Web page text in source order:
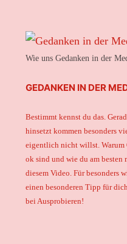
Wie uns Gedanken in der
GEDANKEN IN DER
Bestimmt kennst du das.
hinsetzt kommen besonders
eigentlich nicht willst.
ok sind und wie du am besten
diesem Video. Für besonders
einen besonderen Tipp für
bei Ausprobieren!